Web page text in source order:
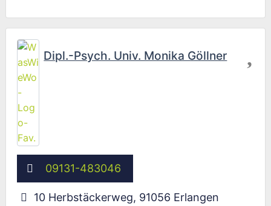
Dipl.-Psych. Univ. Monika Göllner
09131-483046
10 Herbstäckerweg, 91056 Erlangen